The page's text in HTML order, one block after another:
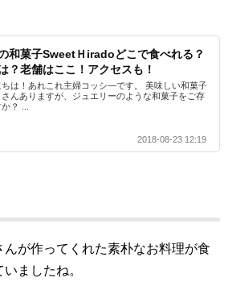
和菓子SweetＨiradoどこで食べれる？
？老舗はここ！アクセスも！
ちは！あれこれ主婦コッシ―です。 美味しい和菓子
んありますが、ジュエリーのような和菓子をご存
？ ...
2018-08-23 12:19
んが作ってくれた素朴なお料理が食
ましたね。